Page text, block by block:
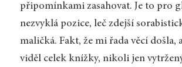
připomínkami zasahovat. Je to pro
nezvyklá pozice, leč zdejší
maličká. Fakt, že mi řada věcí došla,
viděl celek knížky, nikoli jen